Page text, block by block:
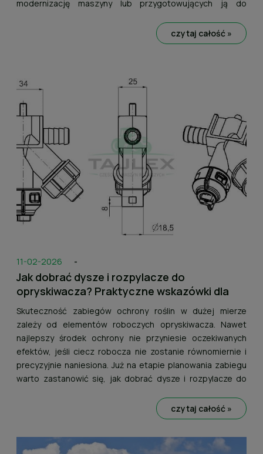
modernizację maszyny lub przygotowujących ją do
wpływa na bezpieczeństwo pracy, precyzję prowadzenia
narzędzia oraz trwałość całego zestawu roboczego.
czytaj całość »
Jak dobrać dysze i rozpylacze do
opryskiwacza? Praktyczne wskazówki dla
rolników
11-02-2026 -
Skuteczność zabiegów ochrony roślin w dużej mierze
zależy od elementów roboczych opryskiwacza. Nawet
najlepszy środek ochrony nie przyniesie oczekiwanych
efektów, jeśli ciecz robocza nie zostanie równomiernie i
precyzyjnie naniesiona. Już na etapie planowania zabiegu
warto zastanowić się, jak dobrać dysze i rozpylacze do
pomóc w odpowiednim wyselekcjonowaniu
czytaj całość »